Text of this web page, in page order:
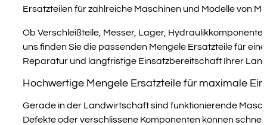
Ersatzteilen für zahlreiche Maschinen und Modelle von
Ob Verschleißteile, Messer, Lager,
uns finden Sie die passenden Mengele Ersatzteile für
Reparatur und langfristige Einsatzbereitschaft Ihrer
Hochwertige Mengele Ersatzteile für maximale
Gerade in der Landwirtschaft sind funktionierende
Defekte oder verschlissene Komponenten können